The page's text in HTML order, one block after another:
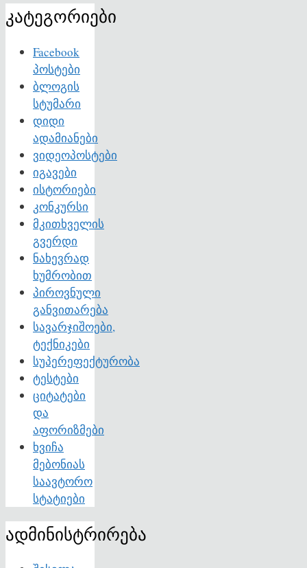
კატეგორიები
Facebook
პოსტები
ბლოგის
სტუმარი
დიდი
ადამიანები
ვიდეოპოსტები
იგავები
ისტორიები
კონკურსი
მკითხველის
გვერდი
ნახევრად
ხუმრობით
პიროვნული
განვითარება
სავარჯიშოები,
ტექნიკები
სუპერეფექტურობა
ტესტები
ციტატები
და
აფორიზმები
ხვიჩა
მებონიას
საავტორო
სტატიები
ადმინისტრირება